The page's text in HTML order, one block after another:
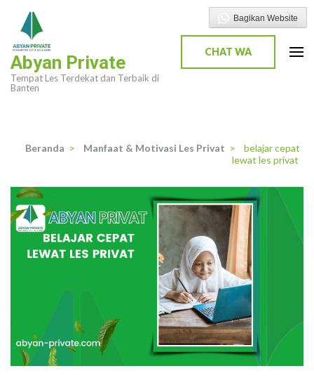
Lompat
konten
(Tekan
Enter)
Abyan Private
Tempat Les Terdekat dan Terbaik di
Banten
CHAT WA
Beranda > Manfaat & Motivasi Les Privat >
belajar cepat
lewat les privat
Bagikan Website